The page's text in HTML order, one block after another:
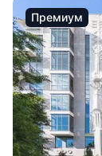
Премиум